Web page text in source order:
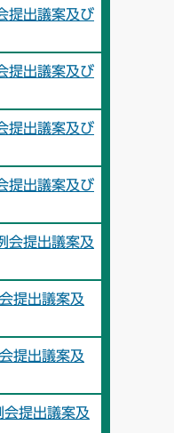
提出議案及び
提出議案及び
提出議案及び
提出議案及び
会提出議案及
提出議案及
提出議案及
提出議案及